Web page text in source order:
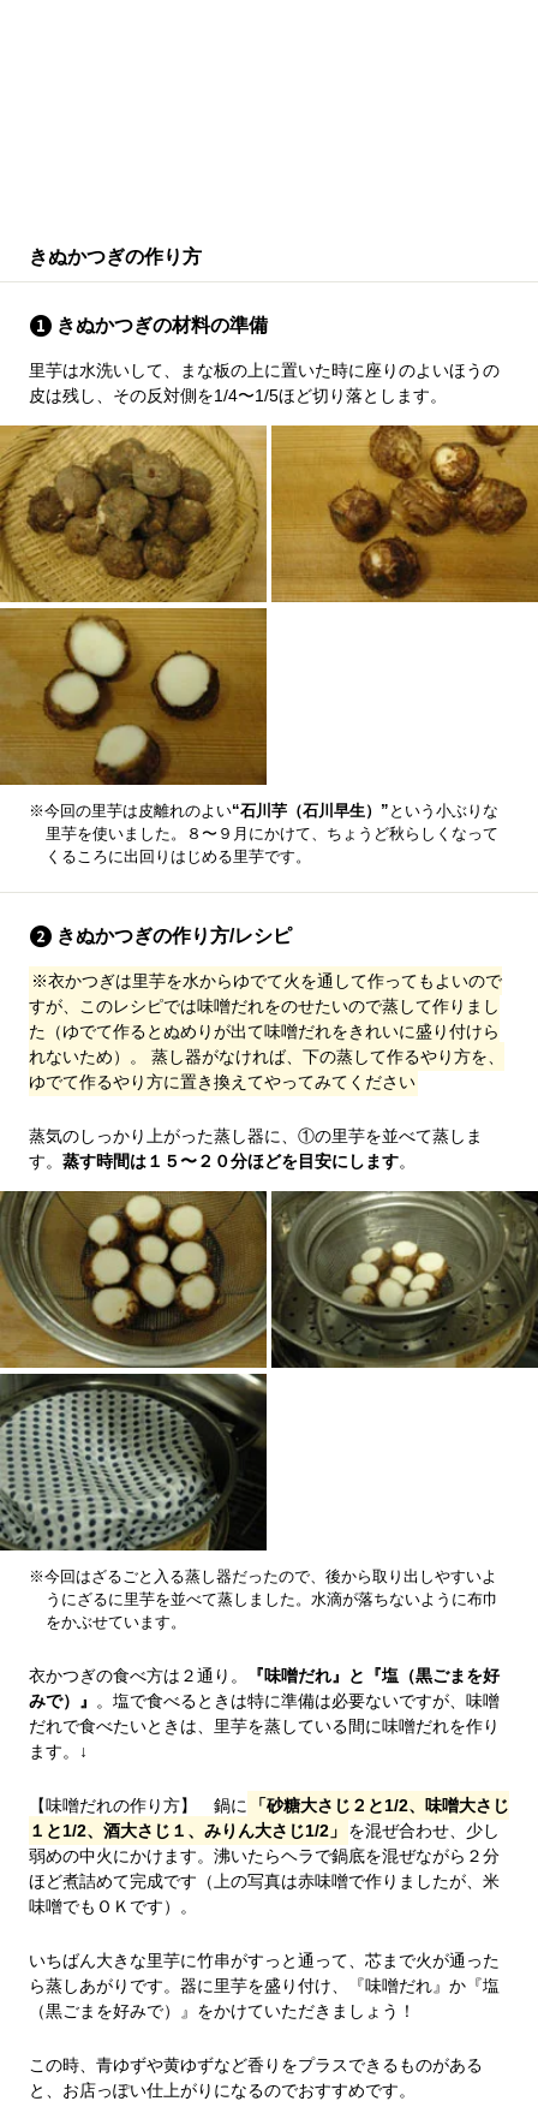
きぬかつぎの作り方
きぬかつぎの材料の準備
里芋は水洗いして、まな板の上に置いた時に座りのよいほうの
皮は残し、その反対側を1/4〜1/5ほど切り落とします。
※今回の里芋は皮離れのよい“石川芋（石川早生）” という小ぶりな
里芋を使いました。８〜９月にかけて、ちょうど秋らしくなって
くるころに出回りはじめる里芋です。
きぬかつぎの作り方/レシピ
※衣かつぎは里芋を水からゆでて火を通して作ってもよいので
すが、このレシピでは味噌だれをのせたいので蒸して作りまし
た（ゆでて作るとぬめりが出て味噌だれをきれいに盛り付けら
れないため）。 蒸し器がなければ、下の蒸して作るやり方を、
ゆでて作るやり方に置き換えてやってみてください
蒸気のしっかり上がった蒸し器に、①の里芋を並べて蒸しま
す。 蒸す時間は１５〜２０分ほどを目安にします。
※今回はざるごと入る蒸し器だったので、後から取り出しやすいよ
うにざるに里芋を並べて蒸しました。水滴が落ちないように布巾
をかぶせています。
衣かつぎの食べ方は２通り。
『味噌だれ』と『塩（黒ごまを好
みで）』
。塩で食べるときは特に準備は必要ないですが、味噌
だれで食べたいときは、里芋を蒸している間に味噌だれを作り
ます。↓
【味噌だれの作り方】 鍋に
「砂糖大さじ２と1/2、味噌大さじ
１と1/2、酒大さじ１、みりん大さじ1/2」
を混ぜ合わせ、少し
弱めの中火にかけます。沸いたらヘラで鍋底を混ぜながら２分
ほど煮詰めて完成です（上の写真は赤味噌で作りましたが、米
味噌でもＯＫです）。
いちばん大きな里芋に竹串がすっと通って、芯まで火が通った
ら蒸しあがりです。器に里芋を盛り付け、『味噌だれ』か『塩
（黒ごまを好みで）』をかけていただきましょう！
この時、青ゆずや黄ゆずなど香りをプラスできるものがある
と、お店っぽい仕上がりになるのでおすすめです。